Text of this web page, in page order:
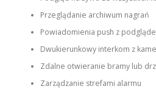
Przeglądanie archiwum nagrań
Powiadomienia push z
Dwukierunkowy interkom z
Zdalne otwieranie bramy lub
Zarządzanie strefami alarmu